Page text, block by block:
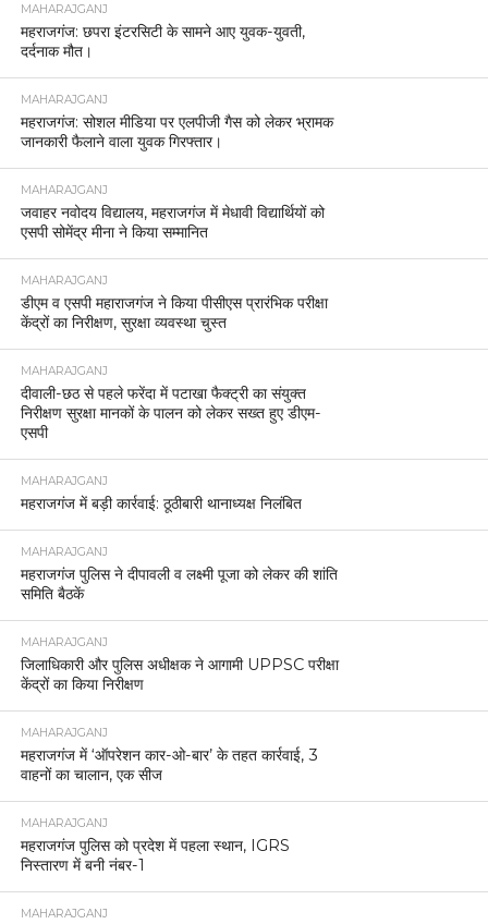
MAHARAJGANJ
महराजगंज: छपरा इंटरसिटी के सामने आए युवक-युवती,
दर्दनाक मौत।
MAHARAJGANJ
महराजगंज: सोशल मीडिया पर एलपीजी गैस को लेकर भ्रामक
जानकारी फैलाने वाला युवक गिरफ्तार।
MAHARAJGANJ
जवाहर नवोदय विद्यालय, महराजगंज में मेधावी विद्यार्थियों को
एसपी सोमेंद्र मीना ने किया सम्मानित
MAHARAJGANJ
डीएम व एसपी महाराजगंज ने किया पीसीएस प्रारंभिक परीक्षा
केंद्रों का निरीक्षण, सुरक्षा व्यवस्था चुस्त
MAHARAJGANJ
दीवाली-छठ से पहले फरेंदा में पटाखा फैक्ट्री का संयुक्त
निरीक्षण सुरक्षा मानकों के पालन को लेकर सख्त हुए डीएम-
एसपी
MAHARAJGANJ
महराजगंज में बड़ी कार्रवाई: ठूठीबारी थानाध्यक्ष निलंबित
MAHARAJGANJ
महराजगंज पुलिस ने दीपावली व लक्ष्मी पूजा को लेकर की शांति
समिति बैठकें
MAHARAJGANJ
जिलाधिकारी और पुलिस अधीक्षक ने आगामी UPPSC परीक्षा
केंद्रों का किया निरीक्षण
MAHARAJGANJ
महराजगंज में ‘ऑपरेशन कार-ओ-बार’ के तहत कार्रवाई, 3
वाहनों का चालान, एक सीज
MAHARAJGANJ
महराजगंज पुलिस को प्रदेश में पहला स्थान, IGRS
निस्तारण में बनी नंबर-1
MAHARAJGANJ